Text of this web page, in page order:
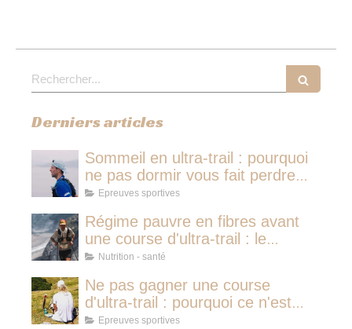
Rechercher
Derniers articles
Sommeil en ultra-trail : pourquoi
ne pas dormir vous fait perdre
plus de temps qu'une micro-
Epreuves sportives
Régime pauvre en fibres avant
une course d'ultra-trail : le
protocole nutritionnel des
Nutrition - santé
Ne pas gagner une course
d'ultra-trail : pourquoi ce n'est
jamais avoir couru pour rien
Epreuves sportives